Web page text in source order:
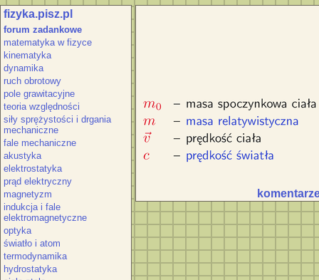
fizyka.pisz.pl
forum zadankowe
matematyka w fizyce
kinematyka
dynamika
ruch obrotowy
pole grawitacyjne
teoria względności
siły sprężystości i drgania
mechaniczne
fale mechaniczne
akustyka
elektrostatyka
prąd elektryczny
magnetyzm
indukcja i fale
elektromagnetyczne
optyka
światło i atom
termodynamika
hydrostatyka